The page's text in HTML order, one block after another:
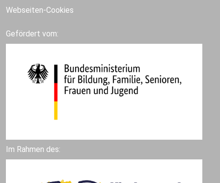
Webseiten-Cookies
Gefördert vom:
Im Rahmen des: